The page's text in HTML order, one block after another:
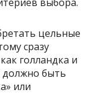
цельные
сразу
голландка и
должно быть
или